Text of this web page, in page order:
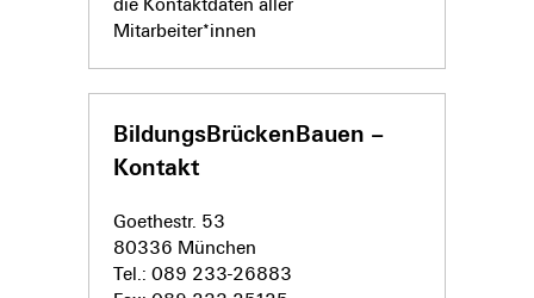
die Kontaktdaten aller
Mitarbeiter*innen
BildungsBrückenBauen –
Kontakt
Goethestr. 53
80336 München
Tel.: 089 233-26883